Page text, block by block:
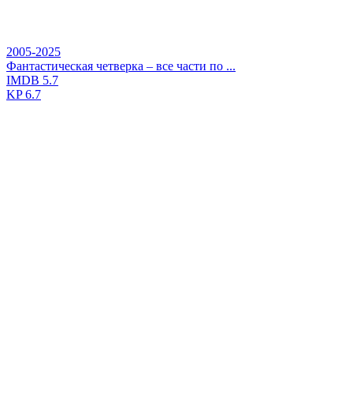
2005-2025
Фантастическая четверка – все части по ...
IMDB 5.7
KP6.7